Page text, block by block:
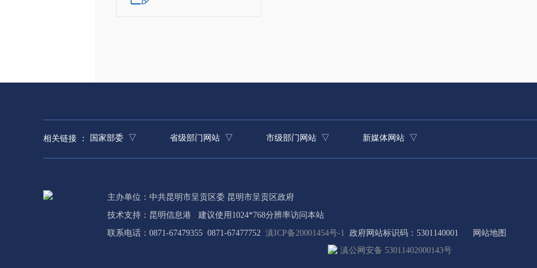
相关链接 ： 国家部委 ▽ 省级部门网站 ▽ 市级部门网站 ▽ 新媒体网站 ▽
主办单位：中共昆明市呈贡区委 昆明市呈贡区政府
技术支持： 昆明信息港 建议使用1024*768分辨率访问本站
联系电话：0871-67479355 0871-67477752 滇ICP备20001454号-1 政府网站标识码：5301140001
网站地图
滇公网安备 53011402000143号